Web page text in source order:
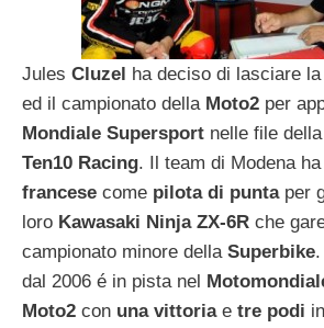
Jules Cluzel ha deciso di lasciare la
ed il campionato della Moto2 per
Mondiale Supersport nelle file
Ten10 Racing. Il team di Modena
francese come pilota di puntaper
loro Kawasaki Ninja ZX-6R che
campionato minore della Superbike.
dal 2006 é in pista nel
Moto2 con una vittoriae tre podi